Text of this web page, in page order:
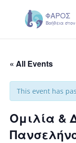
« All Events
This event has
Ομιλία &